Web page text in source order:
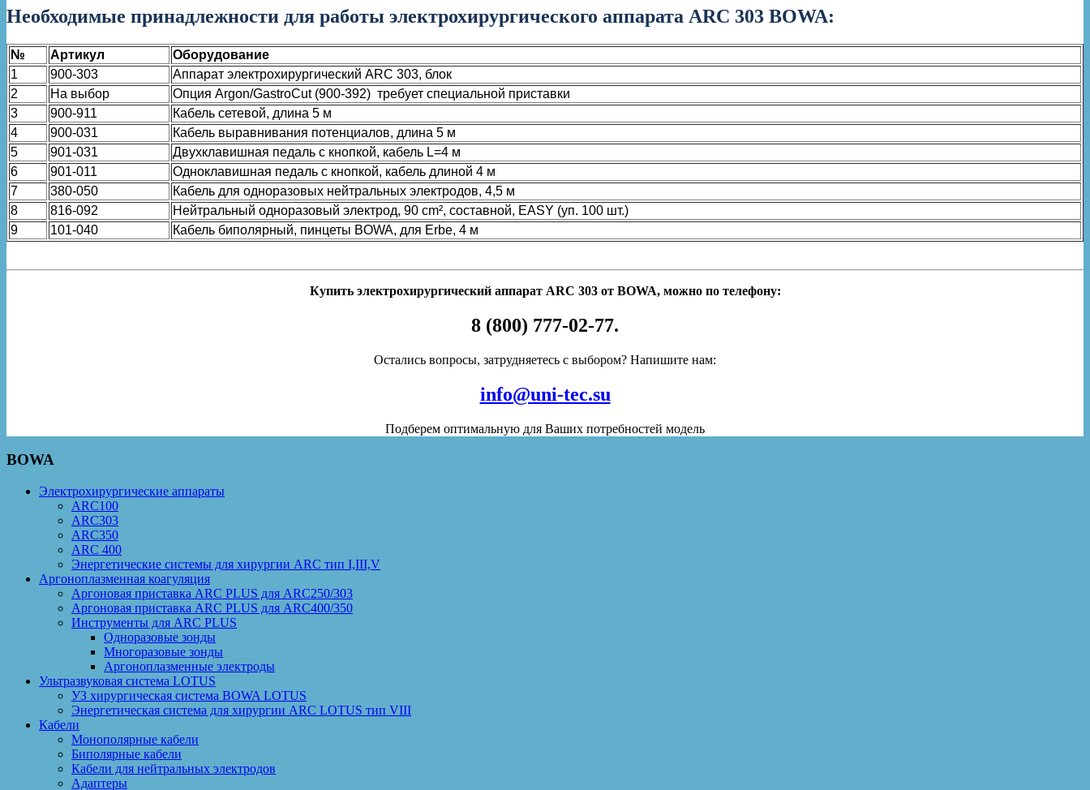
Необходимые принадлежности для работы электрохирургического аппарата ARC 303 BOWA:
№ Артикул
Оборудование
1
900-303
Аппарат электрохирургический ARC 303, блок
2
На выбор
Опция Argon/GastroCut (900-392) требует специальной приставки
3
900-911
Кабель сетевой, длина 5 м
4
900-031
Кабель выравнивания потенциалов, длина 5 м
5
901-031
Двухклавишная педаль с кнопкой, кабель L=4 м
6
901-011
Одноклавишная педаль с кнопкой, кабель длиной 4 м
7
380-050
Кабель для одноразовых нейтральных электродов, 4,5 м
8
816-092
Нейтральный одноразовый электрод, 90 cm², составной, EASY (уп. 100 шт.)
9
101-040 Кабель биполярный, пинцеты BOWA, для Erbe, 4 м
Купить электрохирургический аппарат ARC 303 от BOWA, можно по телефону:
8 (800) 777-02-77.
Остались вопросы, затрудняетесь с выбором? Напишите нам:
info@uni-tec.su
Подберем оптимальную для Ваших потребностей модель
BOWA
Электрохирургические аппараты
ARC100
ARC303
ARC350
ARC 400
Энергетические системы для хирургии ARC тип I,III,V
Аргоноплазменная коагуляция
Аргоновая приставка ARC PLUS для ARC250/303
Аргоновая приставка ARC PLUS для ARC400/350
Инструменты для ARC PLUS
Одноразовые зонды
Многоразовые зонды
Аргоноплазменные электроды
Ультразвуковая система LOTUS
УЗ хирургическая система BOWA LOTUS
Энергетическая система для хирургии ARC LOTUS тип VIII
Кабели
Монополярные кабели
Биполярные кабели
Кабели для нейтральных электродов
Адаптеры